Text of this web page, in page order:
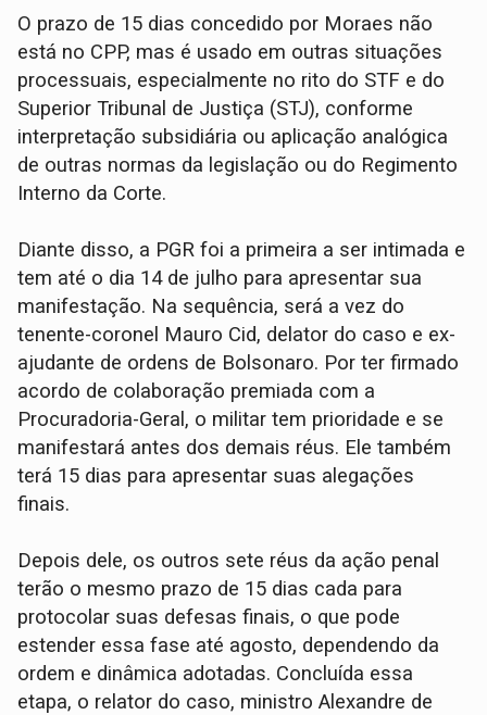
O prazo de 15 dias concedido por Moraes não
está no CPP, mas é usado em outras situações
processuais, especialmente no rito do STF e do
Superior Tribunal de Justiça (STJ), conforme
interpretação subsidiária ou aplicação analógica
de outras normas da legislação ou do Regimento
Interno da Corte.
Diante disso, a PGR foi a primeira a ser intimada e
tem até o dia 14 de julho para apresentar sua
manifestação. Na sequência, será a vez do
tenente-coronel Mauro Cid, delator do caso e ex-
ajudante de ordens de Bolsonaro. Por ter firmado
acordo de colaboração premiada com a
Procuradoria-Geral, o militar tem prioridade e se
manifestará antes dos demais réus. Ele também
terá 15 dias para apresentar suas alegações
finais.
Depois dele, os outros sete réus da ação penal
terão o mesmo prazo de 15 dias cada para
protocolar suas defesas finais, o que pode
estender essa fase até agosto, dependendo da
ordem e dinâmica adotadas. Concluída essa
etapa, o relator do caso, ministro Alexandre de